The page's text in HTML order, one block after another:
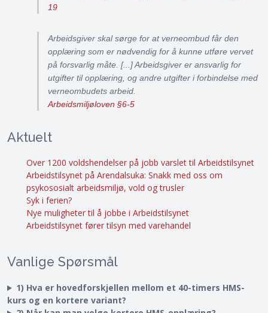
19
Arbeidsgiver skal sørge for at verneombud får den
opplæring som er nødvendig for å kunne utføre vervet
på forsvarlig måte. [...] Arbeidsgiver er ansvarlig for
utgifter til opplæring, og andre utgifter i forbindelse med
verneombudets arbeid.
Arbeidsmiljøloven §6-5
Aktuelt
Over 1200 voldshendelser på jobb varslet til Arbeidstilsynet
Arbeidstilsynet på Arendalsuka: Snakk med oss om
psykososialt arbeidsmiljø, vold og trusler
Syk i ferien?
Nye muligheter til å jobbe i Arbeidstilsynet
Arbeidstilsynet fører tilsyn med varehandel
Vanlige Spørsmål
1) Hva er hovedforskjellen mellom et 40-timers HMS-
kurs og en kortere variant?